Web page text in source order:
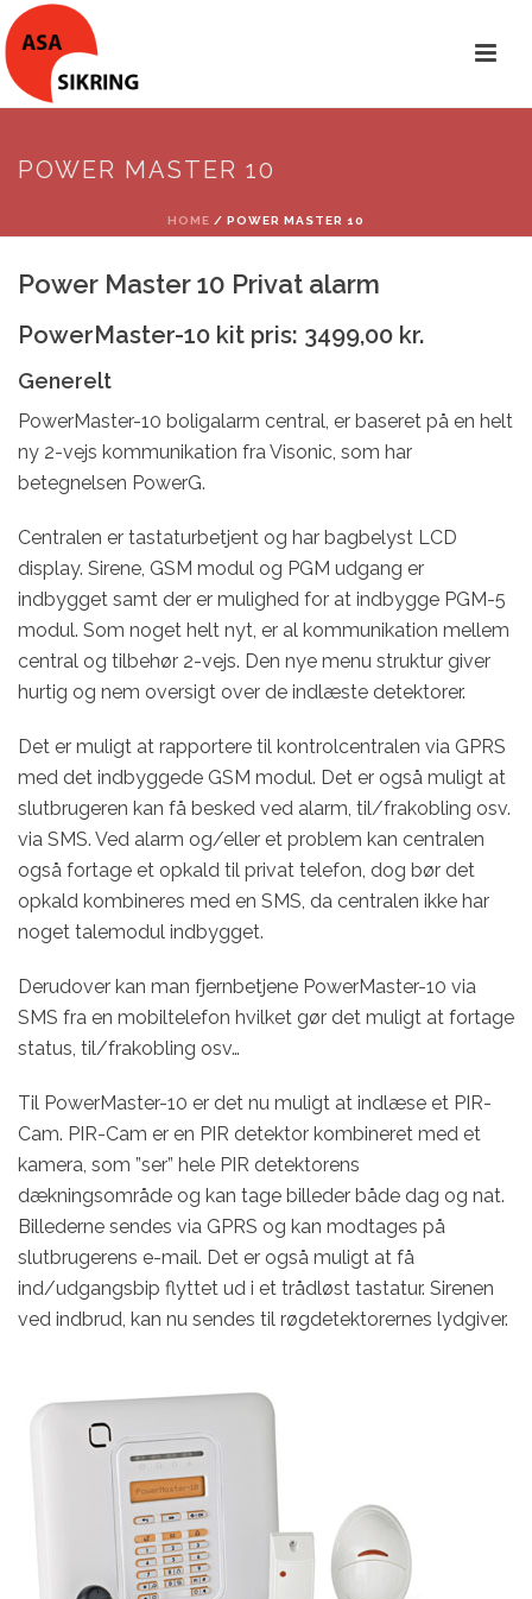
POWER MASTER 10
HOME / POWER MASTER 10
Power Master 10 Privat alarm
PowerMaster-10 kit pris: 3499,00 kr.
Generelt
PowerMaster-10 boligalarm central, er baseret på en helt
ny 2-vejs kommunikation fra Visonic, som har
betegnelsen PowerG.
Centralen er tastaturbetjent og har bagbelyst LCD
display. Sirene, GSM modul og PGM udgang er
indbygget samt der er mulighed for at indbygge PGM-5
modul. Som noget helt nyt, er al kommunikation mellem
central og tilbehør 2-vejs. Den nye menu struktur giver
hurtig og nem oversigt over de indlæste detektorer.
Det er muligt at rapportere til kontrolcentralen via GPRS
med det indbyggede GSM modul. Det er også muligt at
slutbrugeren kan få besked ved alarm, til/frakobling osv.
via SMS. Ved alarm og/eller et problem kan centralen
også fortage et opkald til privat telefon, dog bør det
opkald kombineres med en SMS, da centralen ikke har
noget talemodul indbygget.
Derudover kan man fjernbetjene PowerMaster-10 via
SMS fra en mobiltelefon hvilket gør det muligt at fortage
status, til/frakobling osv…
Til PowerMaster-10 er det nu muligt at indlæse et PIR-
Cam. PIR-Cam er en PIR detektor kombineret med et
kamera, som ”ser” hele PIR detektorens
dækningsområde og kan tage billeder både dag og nat.
Billederne sendes via GPRS og kan modtages på
slutbrugerens e-mail. Det er også muligt at få
ind/udgangsbip flyttet ud i et trådløst tastatur. Sirenen
ved indbrud, kan nu sendes til røgdetektorernes lydgiver.